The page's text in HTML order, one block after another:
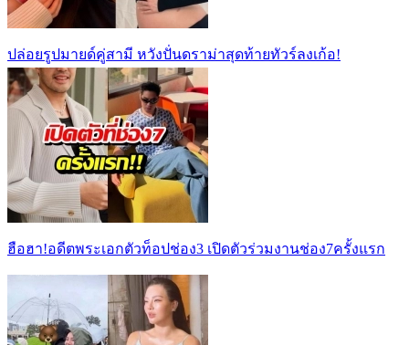
ปล่อยรูปมายด์คู่สามี หวังปั่นดราม่าสุดท้ายทัวร์ลงเก้อ!
ฮือฮา!อดีตพระเอกตัวท็อปช่อง3 เปิดตัวร่วมงานช่อง7ครั้งแรก